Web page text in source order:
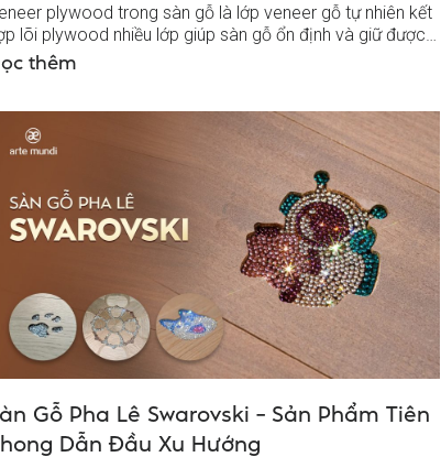
plywood trong sàn gỗ là lớp veneer gỗ tự nhiên kết
lõi plywood nhiều lớp giúp sàn gỗ ổn định và giữ được
đẹp tự nhiên lâu...
thêm
Gỗ Pha Lê Swarovski – Sản Phẩm Tiên
Dẫn Đầu Xu Hướng